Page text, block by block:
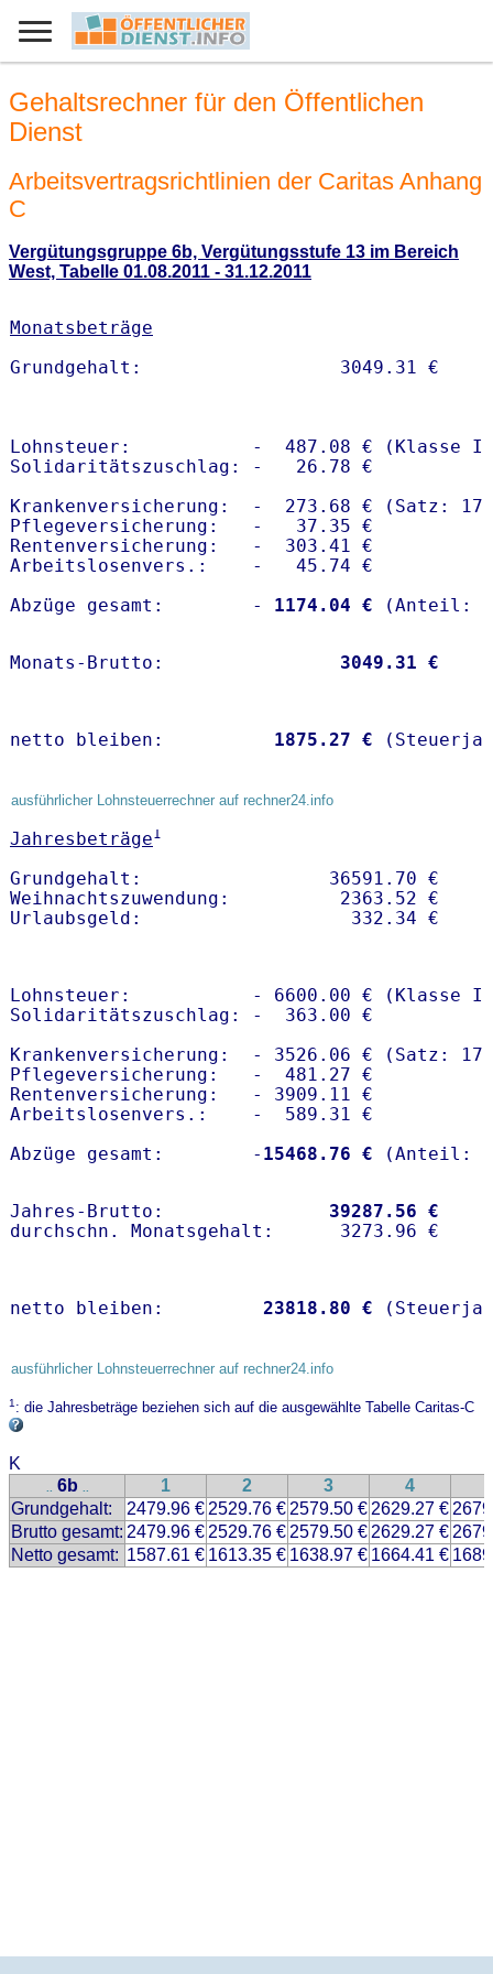
Gehaltsrechner für den Öffentlichen
Dienst
Arbeitsvertragsrichtlinien der Caritas Anhang
C
Vergütungsgruppe 6b, Vergütungsstufe 13 im Bereich
West, Tabelle 01.08.2011 - 31.12.2011
Monatsbeträge
Lohnsteuer:           -  487.08 € (Klasse I)
Solidaritätszuschlag: -   26.78 €
Krankenversicherung:  -  273.68 € (Satz:
Pflegeversicherung:   -   37.35 €
Rentenversicherung:   -  303.41 €
Arbeitslosenvers.:    -   45.74 €
Abzüge gesamt:        -
1174.04 €
Monats-Brutto: 3049.31 €
netto bleiben: 1875.27 €
ausführlicher Lohnsteuerrechner auf rechner24.info
Jahresbeträge1
Grundgehalt:                 36591.70 €
Weihnachtszuwendung:          2363.52 €
Lohnsteuer:           - 6600.00 € (Klasse I)
Solidaritätszuschlag: -  363.00 €
Krankenversicherung:  - 3526.06 € (Satz:
Pflegeversicherung:   -  481.27 €
Rentenversicherung:   - 3909.11 €
Arbeitslosenvers.:    -  589.31 €
Abzüge gesamt:        - 15468.76 €
Jahres-Brutto: 39287.56 €
netto bleiben: 23818.80 €
ausführlicher Lohnsteuerrechner auf rechner24.info
1: die Jahresbeträge beziehen sich auf die ausgewählte Tabelle Caritas-C
K
.. 6b .. 1 2 3 4
Grundgehalt:
2479.96 € 2529.76 € 2579.50 € 2629.27 €
Brutto gesamt: 2479.96 € 2529.76 € 2579.50 € 2629.27 €
Netto gesamt: 1587.61 € 1613.35 € 1638.97 € 1664.41 €